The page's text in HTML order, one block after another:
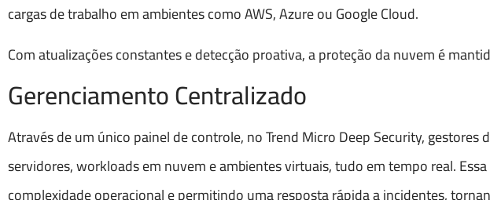
cargas de trabalho em ambientes como AWS, Azure ou Google Cloud.
Com atualizações constantes e detecção proativa, a proteção da nuvem é
Gerenciamento Centralizado
Através de um único painel de controle, no Trend Micro Deep Security,
servidores, workloads em nuvem e ambientes virtuais, tudo em tempo real.